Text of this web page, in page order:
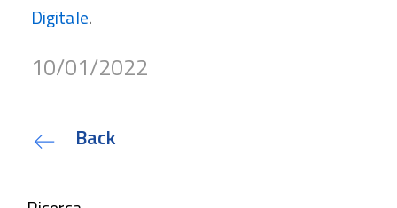
Digitale.
10/01/2022
Back